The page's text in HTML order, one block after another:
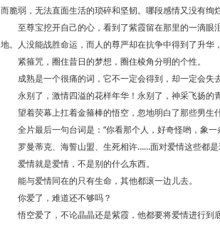
而脆弱，无法直面生活的琐碎和坚韧。哪段感情又没有
至尊宝挖开自己的心，看到了紫霞留在那里的一滴眼
地。人没能战胜命运，而人的尊严却在抗争中得到了升华
紧箍咒，圈住昔日的梦想，圈住棱角分明的个性。
成熟是一个很痛的词，它不一定会得到，却一定会失
永别了，激情四溢的花样年华！永别了，神采飞扬的
望着荧幕上扛着金箍棒的悟空，忽地明白了那些男生
全片最后一句台词是：“你看那个人，好奇怪哟，象一
罗曼蒂克、海誓山盟、生死相许……面对爱情这些都是
爱情就是爱情，不是别的什么东西。
能与爱情同在的只有生命，其他都滚一边儿去。
你爱了，难道还不够吗？
悟空爱了，不论晶晶还是紫霞，他都要将爱情进行到